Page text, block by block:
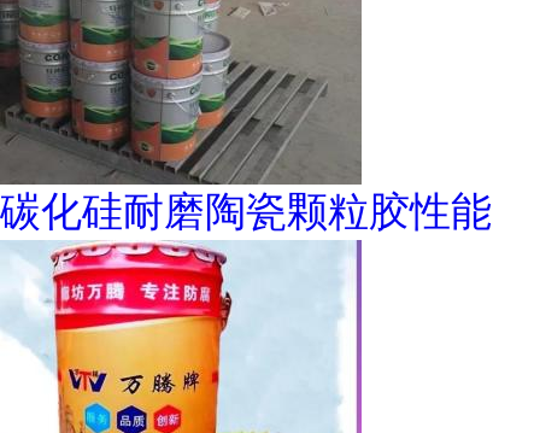
碳化硅耐磨陶瓷颗粒胶性能